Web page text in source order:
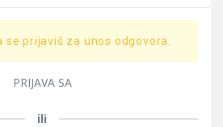
se prijaviš za unos odgovora.
PRIJAVA SA
ili